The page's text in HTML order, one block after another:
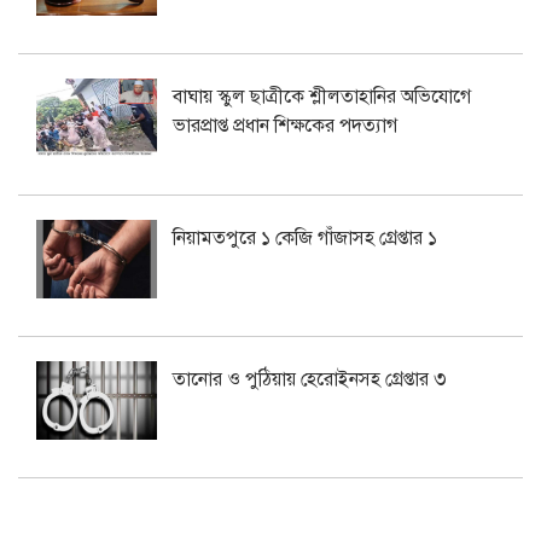
বাঘায় স্কুল ছাত্রীকে শ্লীলতাহানির অভিযোগে
ভারপ্রাপ্ত প্রধান শিক্ষকের পদত্যাগ
নিয়ামতপুরে ১ কেজি গাঁজাসহ গ্রেপ্তার ১
তানোর ও পুঠিয়ায় হেরোইনসহ গ্রেপ্তার ৩